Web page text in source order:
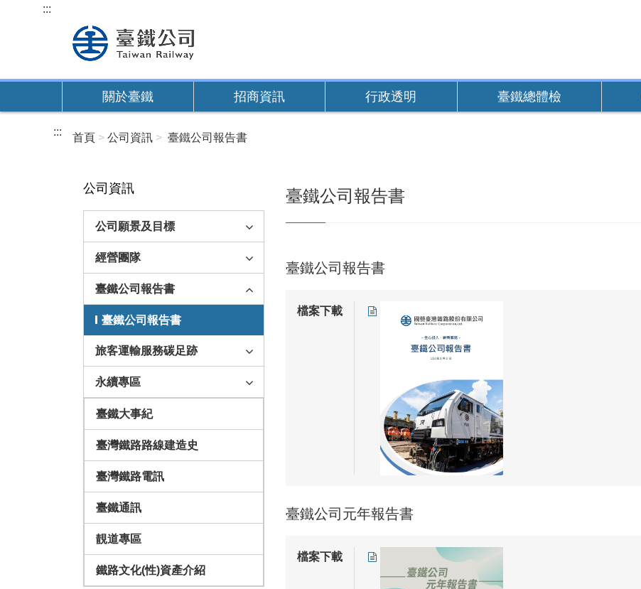
內
:::
關於臺鐵 招商資訊 行政透明 臺鐵總體檢
::: 首頁 公司資訊 臺鐵公司報告書
公司資訊
公司願景及目標
經營團隊
臺鐵公司報告書
臺鐵公司報告書
旅客運輸服務碳足跡
永續專區
臺鐵大事紀
臺灣鐵路路線建造史
臺灣鐵路電訊
臺鐵通訊
靚道專區
鐵路文化(性)資產介紹
臺鐵公司報告書
臺鐵公司報告書
檔案下載
臺鐵公司元年報告書
檔案下載